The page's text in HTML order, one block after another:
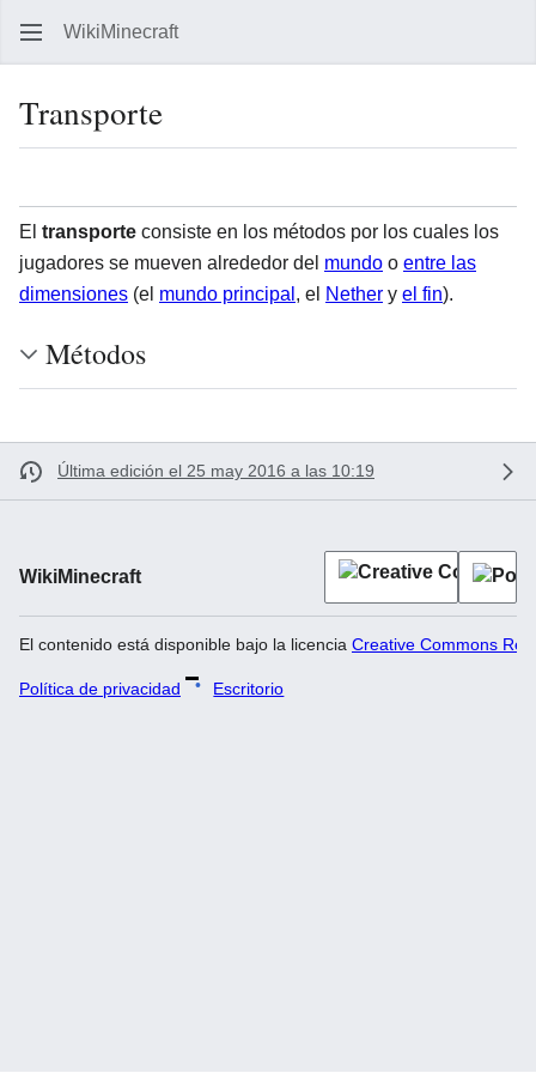
WikiMinecraft
Transporte
El transporte consiste en los métodos por los cuales los
jugadores se mueven alrededor del mundo o entre las
dimensiones (el mundo principal , el Nether y el fin).
Métodos
Última edición el 25 may 2016 a las 10:19
WikiMinecraft
El contenido está disponible bajo la licencia Creative Commons
Política de privacidad Escritorio